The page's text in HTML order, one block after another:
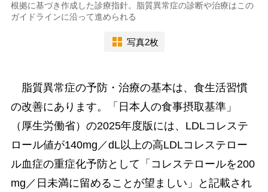
根拠に基づき作成した診療指針。脂質異常症の診断や治療はこの
ガイドラインに沿って進められる
写真2枚
脂質異常症の予防・治療の基本は、食生活習慣
の改善にあります。「日本人の食事摂取基準」
（厚生労働省）の2025年度版には、LDLコレステ
ロール値が140mg／dL以上の高LDLコレステロー
ル血症の重症化予防として「コレステロールを200
mg／日未満に留めることが望ましい」と記載され